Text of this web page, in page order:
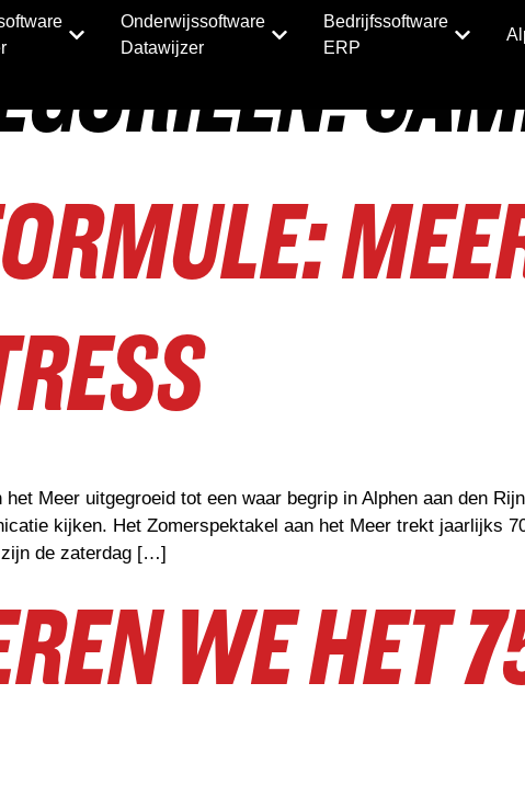
Onderwijssoftware
Datawijzer
Bedrijfssoftware
ERP
Meer uitgegroeid tot een waar begrip in Alphen aan den
kijken. Het Zomerspektakel aan het Meer trekt jaarlijks
zijn de zaterdag […]
WE HET